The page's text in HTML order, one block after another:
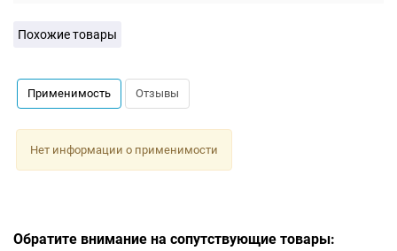
Похожие товары
Применимость Отзывы
Нет информации о применимости
Обратите внимание на сопутствующие товары: